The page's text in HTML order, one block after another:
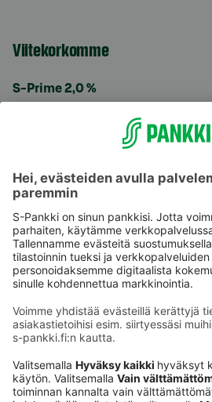
Viitekorkomme
S-Prime 2,0 %
Käyttöehdot
Saavutettavuusseloste
Evästeet